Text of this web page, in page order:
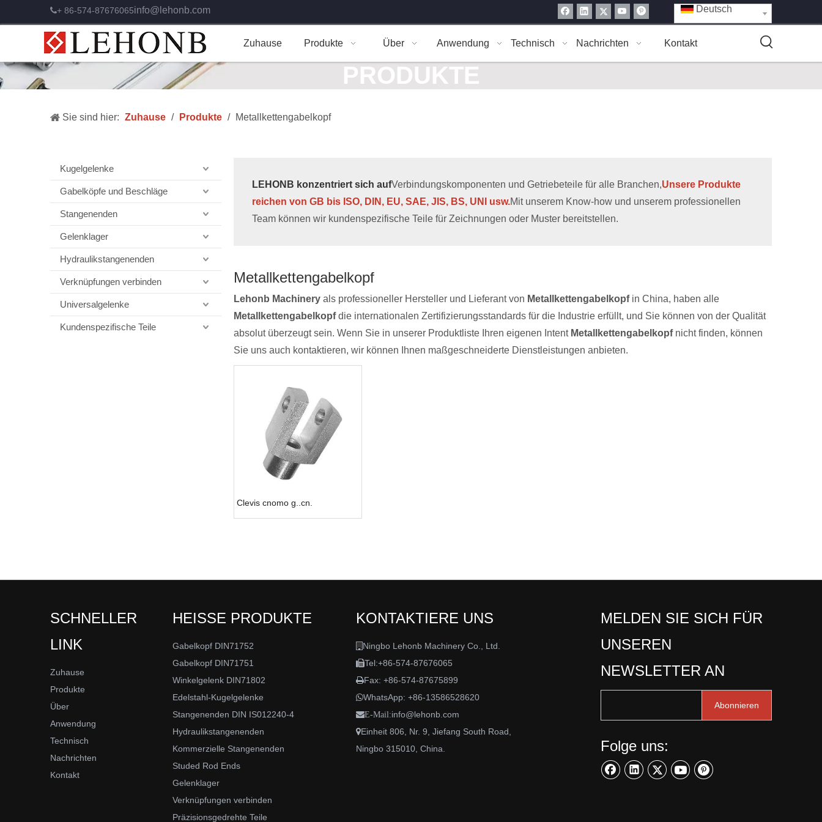
+ 86-574-87676065info@lehonb.com Deutsch
Zuhause Produkte Über Anwendung Technisch Nachrichten Kontakt
PRODUKTE
Sie sind hier: Zuhause / Produkte / Metallkettengabelkopf
Kugelgelenke
Gabelköpfe und Beschläge
Stangenenden
Gelenklager
Hydraulikstangenenden
Verknüpfungen verbinden
Universalgelenke
Kundenspezifische Teile
LEHONB konzentriert sich aufVerbindungskomponenten und Getriebeteile für alle Branchen,Unsere Produkte
reichen von GB bis ISO, DIN, EU, SAE, JIS, BS, UNI usw.Mit unserem Know-how und unserem professionellen
Team können wir kundenspezifische Teile für Zeichnungen oder Muster bereitstellen.
Metallkettengabelkopf
Lehonb Machinery als professioneller Hersteller und Lieferant von Metallkettengabelkopfin China, haben alle
Metallkettengabelkopfdie internationalen Zertifizierungsstandards für die Industrie erfüllt, und Sie können von der Qualität
absolut überzeugt sein. Wenn Sie in unserer Produktliste Ihren eigenen Intent Metallkettengabelkopfnicht finden, können
Sie uns auch kontaktieren, wir können Ihnen maßgeschneiderte Dienstleistungen anbieten.
Clevis cnomo g..cn.
SCHNELLER
LINK
Zuhause
Produkte
Über
Anwendung
Technisch
Nachrichten
Kontakt
HEISSE PRODUKTE
Gabelkopf DIN71752
Gabelkopf DIN71751
Winkelgelenk DIN71802
Edelstahl-Kugelgelenke
Stangenenden DIN IS012240-4
Hydraulikstangenenden
Kommerzielle Stangenenden
Studed Rod Ends
Gelenklager
Verknüpfungen verbinden
Präzisionsgedrehte Teile
KONTAKTIERE UNS
 Ningbo Lehonb Machinery Co., Ltd.
Tel:+86-574-87676065
Fax: +86-574-87675899
WhatsApp: +86-13586528620
E-Mail:info@lehonb.com
Einheit 806, Nr. 9, Jiefang South Road,
Ningbo 315010, China.
MELDEN SIE SICH FÜR
UNSEREN
NEWSLETTER AN
Abonnieren
Folge uns: